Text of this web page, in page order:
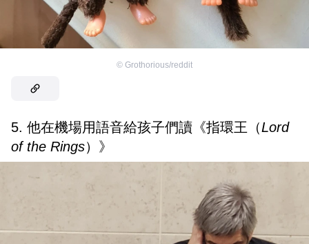
© Grothorious/reddit
5. 他在機場用語音給孩子們讀《指環王（Lord
of the Rings）》